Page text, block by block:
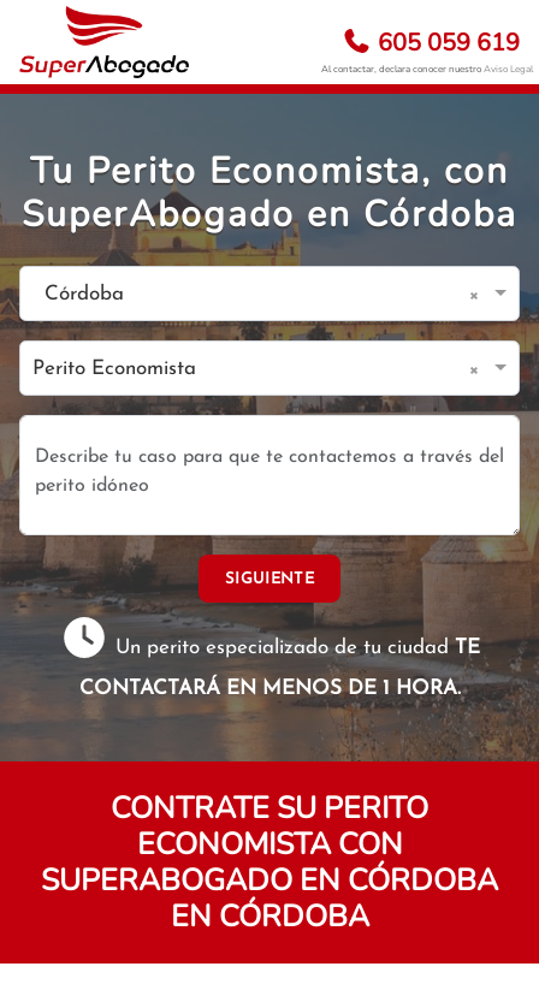
605 059 619
Al contactar, declara conocer nuestroAviso Legal
Tu Perito Economista, con
SuperAbogado en Córdoba
Córdoba ×
Perito Economista ×
SIGUIENTE
Un perito especializado de tu ciudadTE
CONTACTARÁ EN MENOS DE 1 HORA.
CONTRATE SU PERITO
ECONOMISTA CON
SUPERABOGADO EN CÓRDOBA
EN CÓRDOBA